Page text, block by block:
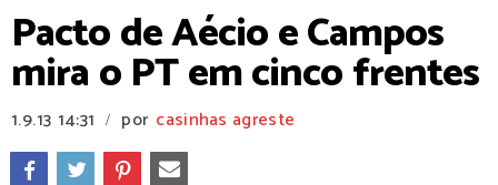
Pacto de Aécio e Campos
mira o PT em cinco frentes
1.9.13 14:31 / por casinhas agreste